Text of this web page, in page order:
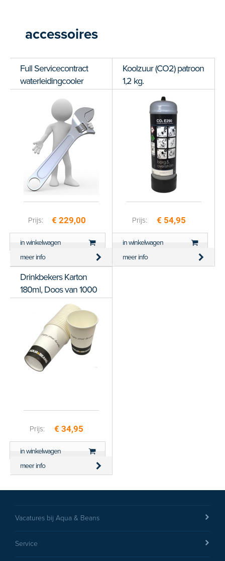
Type de karakters die je in de afbeelding ziet
hieronder
accessoires
Full Servicecontract
waterleidingcooler
Prijs: € 229,00
in winkelwagen
meer info
Koolzuur (CO2) patroon
1,2 kg.
Prijs: € 54,95
in winkelwagen
meer info
Drinkbekers Karton
180ml, Doos van 1000
Prijs: € 34,95
in winkelwagen
meer info
Vacatures bij Aqua & Beans
Service